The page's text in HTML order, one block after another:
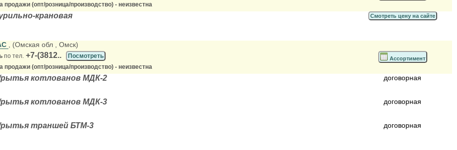
продажи (опт/розница/производство) - неизвестна
крановая Смотреть цену на сайте
, (Омская обл , Омск)
по тел. +7-(3812..
Посмотреть
продажи (опт/розница/производство) - неизвестна
Ассортимент
котлованов МДК-2 договорная
котлованов МДК-3 договорная
траншей БТМ-3 договорная